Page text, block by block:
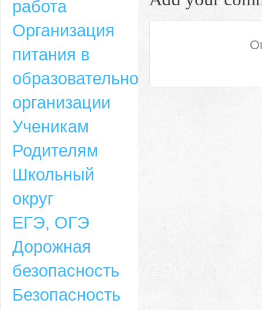
работа
Организация
питания в
образовательной
организации
Ученикам
Родителям
Школьный
округ
ЕГЭ, ОГЭ
Дорожная
безопасность
Безопасность